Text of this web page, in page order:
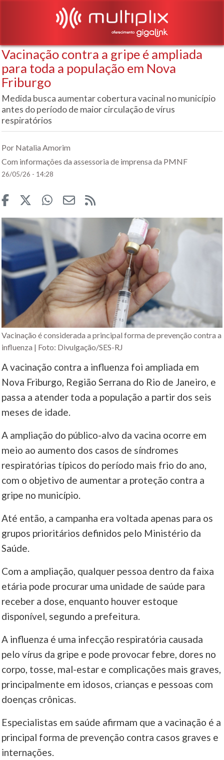
Vacinação contra a gripe é ampliada
para toda a população em Nova
Friburgo
Medida busca aumentar cobertura vacinal no município
antes do período de maior circulação de vírus
respiratórios
Por Natalia Amorim
Com informações da assessoria de imprensa da PMNF
26/05/26 - 14:28
Vacinação é considerada a principal forma de prevenção contra a
influenza | Foto: Divulgação/SES-RJ
A vacinação contra a influenza foi ampliada em
Nova Friburgo, Região Serrana do Rio de Janeiro, e
passa a atender toda a população a partir dos seis
meses de idade.
A ampliação do público-alvo da vacina ocorre em
meio ao aumento dos casos de síndromes
respiratórias típicos do período mais frio do ano,
com o objetivo de aumentar a proteção contra a
gripe no município.
Até então, a campanha era voltada apenas para os
grupos prioritários definidos pelo Ministério da
Saúde.
Com a ampliação, qualquer pessoa dentro da faixa
etária pode procurar uma unidade de saúde para
receber a dose, enquanto houver estoque
disponível, segundo a prefeitura.
A influenza é uma infecção respiratória causada
pelo vírus da gripe e pode provocar febre, dores no
corpo, tosse, mal-estar e complicações mais graves,
principalmente em idosos, crianças e pessoas com
doenças crônicas.
Especialistas em saúde afirmam que a vacinação é a
principal forma de prevenção contra casos graves e
internações.